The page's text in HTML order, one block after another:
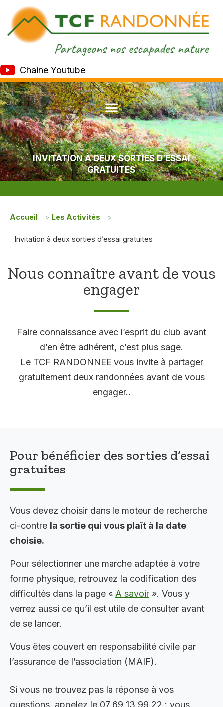
Chaine Youtube
INVITATION À DEUX SORTIES D’ESSAI
GRATUITES
Accueil > Les Activités >
Invitation à deux sorties d’essai gratuites
Nous connaître avant de vous
engager
Faire connaissance avec l’esprit du club avant
d’en être adhérent, c’est plus sage.
Le TCF RANDONNEE vous invite à partager
gratuitement deux randonnées avant de vous
engager..
Pour bénéficier des sorties d’essai
gratuites
Vous devez choisir dans le moteur de recherche
ci-contre la sortie qui vous plaît à la date
choisie.
Pour sélectionner une marche adaptée à votre
forme physique, retrouvez la codification des
difficultés dans la page « A savoir ». Vous y
verrez aussi ce qu’il est utile de consulter avant
de se lancer.
Vous êtes couvert en responsabilité civile par
l’assurance de l’association (MAIF).
Si vous ne trouvez pas la réponse à vos
questions, appelez le 07 69 13 99 22 : vous